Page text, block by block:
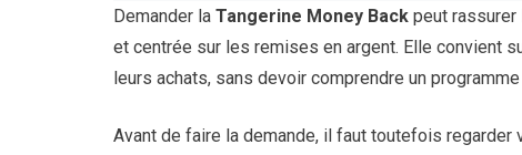
Demander la Tangerine Money Back peut rassurer
et centrée sur les remises en argent. Elle convient
leurs achats, sans devoir comprendre un
Avant de faire la demande, il faut toutefois